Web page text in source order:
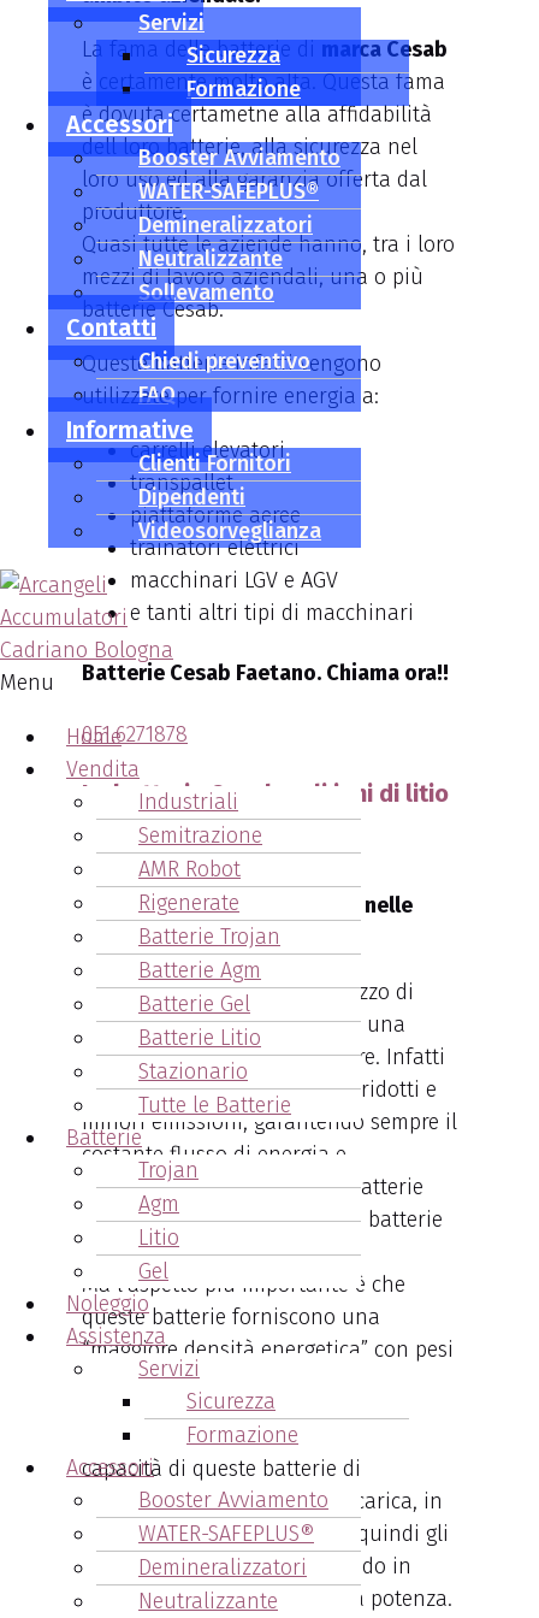
Servizi
Sicurezza
Formazione
Accessori
Booster Avviamento
WATER-SAFEPLUS®
Demineralizzatori
Neutralizzante
Sollevamento
Contatti
Chiedi preventivo
FAQ
Informative
Clienti Fornitori
Dipendenti
Videosorveglianza
Menu
Home
Vendita
Industriali
Semitrazione
AMR Robot
Rigenerate
Batterie Trojan
Batterie Agm
Batterie Gel
Batterie Litio
Stazionario
Tutte le Batterie
Batterie
Trojan
Agm
Litio
Gel
Noleggio
Assistenza
Servizi
Sicurezza
Formazione
Accessori
Booster Avviamento
WATER-SAFEPLUS®
Demineralizzatori
Neutralizzante
La fama delle batterie dimarca Cesab
è certamente molto alta. Questa fama
è dovuta certametne alla affidabilità
dell loro batterie, alla sicurezza nel
loro uso ed alla garanzia offerta dal
produttore.
Quasi tutte le aziende hanno, tra i loro
mezzi di lavoro aziendali, una o più
batterie Cesab.
Queste batterie infatti vengono
utilizzate per fornire energia a:
carrelli elevatori
transpallet
piattaforme aeree
trainatori elettrici
macchinari LGV e AGV
e tanti altri tipi di macchinari
Batterie Cesab Faetano. Chiama ora!!
051.6271878
Le batterie Cesab agli ioni di litio
La potenza degli ioni di litio nelle
Batterie Cesab Faetano.
I principali vantaggi nell’utilizzo di
batterie agli ioni di litio sono una
efficienza energetica superiore. Infatti
il loro utilizzo favorisce costi ridotti e
minori emissioni, garantendo sempre il
costante flusso di energia e
soprattutto la ricarica delle batterie
molto più rapida rispetto alle batterie
“tradizionali”.
Ma l’aspetto più importante è che
queste batterie forniscono una
“maggiore densità energetica” con pesi
e dimensioni ridotte.
Da non sottovalutare è anche la
capacità di queste batterie di
sopportare numerosi cicli di carica, in
totale sicurezza. Si riducono quindi gli
sprechi di energia, mantenendo in
maniera costante la massima potenza.